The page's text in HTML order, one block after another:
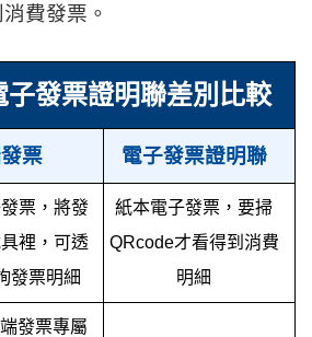
費發票。
子發票證明聯差別比較
票 電子發票證明聯
票，將發
裡，可透
發票明細
紙本電子發票，要掃
QRcode才看得到消費
明細
發票專屬